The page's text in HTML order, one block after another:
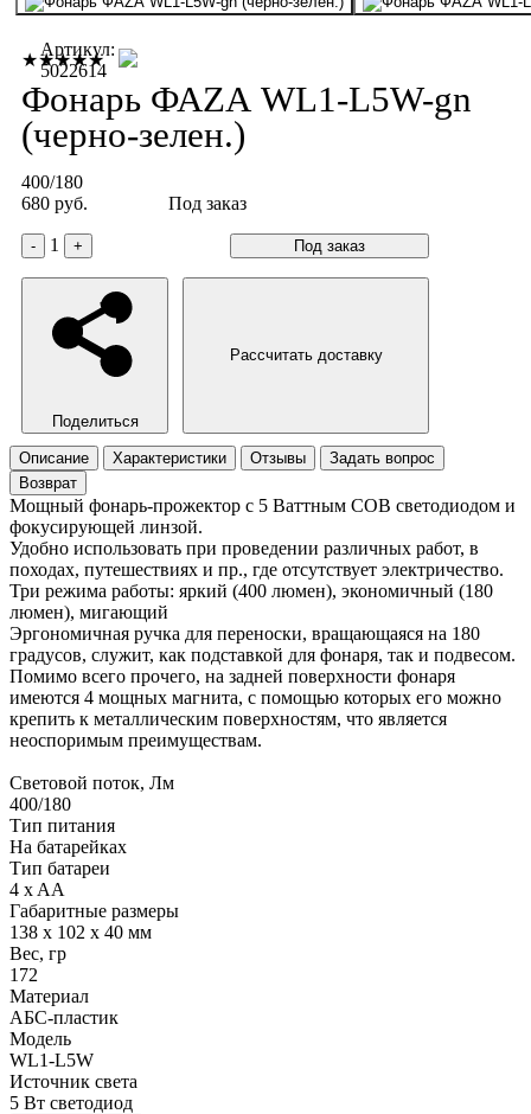
★★★★★
Артикул:
5022614
Фонарь ФАZА WL1-L5W-gn
(черно-зелен.)
400/180
680 руб.
Под заказ
- 1 + Под заказ
Поделиться
Рассчитать доставку
Описание Характеристики Отзывы
Задать вопрос
Возврат
Мощный фонарь-прожектор с 5 Ваттным COB светодиодом и
фокусирующей линзой.
Удобно использовать при проведении различных работ, в
походах, путешествиях и пр., где отсутствует электричество.
Три режима работы: яркий (400 люмен), экономичный (180
люмен), мигающий
Эргономичная ручка для переноски, вращающаяся на 180
градусов, служит, как подставкой для фонаря, так и подвесом.
Помимо всего прочего, на задней поверхности фонаря
имеются 4 мощных магнита, с помощью которых его можно
крепить к металлическим поверхностям, что является
неоспоримым преимуществам.
Световой поток, Лм
400/180
Тип питания
На батарейках
Тип батареи
4 x AA
Габаритные размеры
138 х 102 х 40 мм
Вес, гр
172
Материал
АБС-пластик
Модель
WL1-L5W
Источник света
5 Вт светодиод